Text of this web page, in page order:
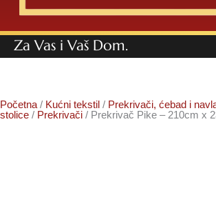
Za Vas i Vaš Dom.
Početna / Kućni tekstil / Prekrivači, ćebad i
stolice / Prekrivači / Prekrivač Pike – 210cm x